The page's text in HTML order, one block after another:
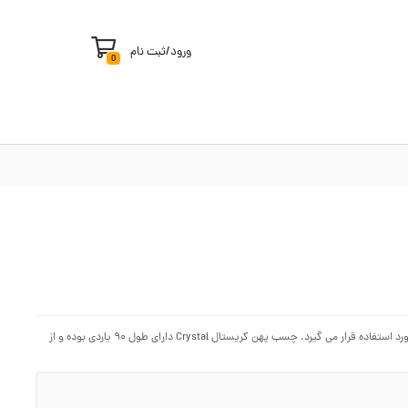
ورود/ثبت نام 0
چسب پهن نوعی چسب نواری بوده که با پهنای مناسب، برای بسته بندی کارتن و باکس ها مورد استفاده قرار می گیرد. چسب پهن کریستال Crystal دارای طول ۹۰ یاردی بوده و از